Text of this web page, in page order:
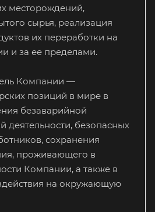
месторождений,
сырья, реализация
их переработки на
и за ее пределами.
Компании —
позиций в мире в
безаварийной
деятельности, безопасных
сохранения
проживающего в
Компании, а также в
на окружающую